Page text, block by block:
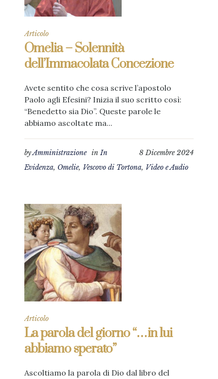
Articolo
Omelia – Solennità
dell’Immacolata Concezione
Avete sentito che cosa scrive l’apostolo
Paolo agli Efesini? Inizia il suo scritto così:
“Benedetto sia Dio”. Queste parole le
abbiamo ascoltate ma...
8 Dicembre 2024
byAmministrazione inIn
Evidenza, Omelie, Vescovo di Tortona, Video e Audio
Articolo
La parola del giorno “…in lui
abbiamo sperato”
Ascoltiamo la parola di Dio dal libro del